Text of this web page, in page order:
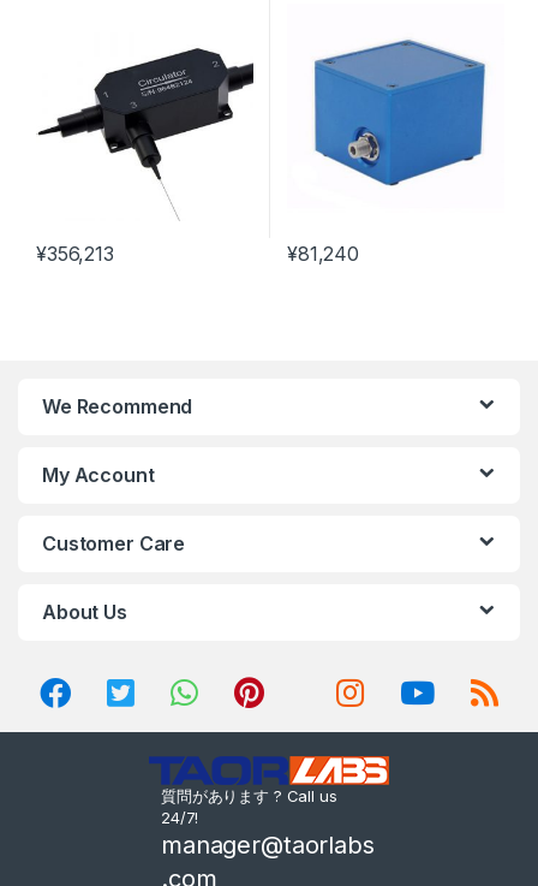
¥356,213 ¥81,240
We Recommend
My Account
Customer Care
About Us
質問があります ? Call us
24/7!
manager@taorlabs
.com